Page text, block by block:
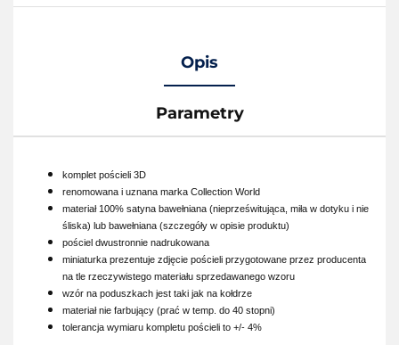
Opis
Parametry
komplet pościeli 3D
renomowana i uznana marka Collection World
materiał 100% satyna bawełniana (nieprześwitująca, miła w dotyku i nie
śliska) lub bawełniana (szczegóły w opisie produktu)
pościel dwustronnie nadrukowana
miniaturka prezentuje zdjęcie pościeli przygotowane przez producenta
na tle rzeczywistego materiału sprzedawanego wzoru
wzór na poduszkach jest taki jak na kołdrze
materiał nie farbujący (prać w temp. do 40 stopni)
tolerancja wymiaru kompletu pościeli to +/- 4%